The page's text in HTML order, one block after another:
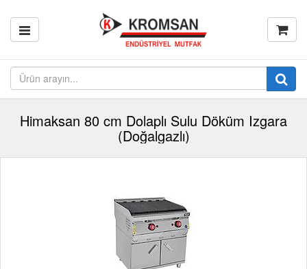
Himaksan 80 cm Dolaplı Sulu Döküm Izgara
(Doğalgazlı)